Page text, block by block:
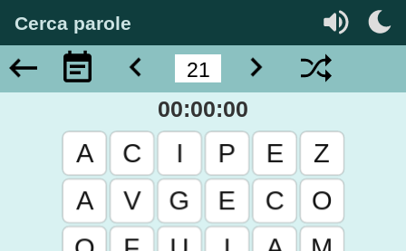
Cerca parole
00:00:00